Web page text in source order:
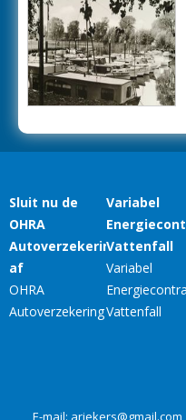
E-mail: ariekers@gmail.com